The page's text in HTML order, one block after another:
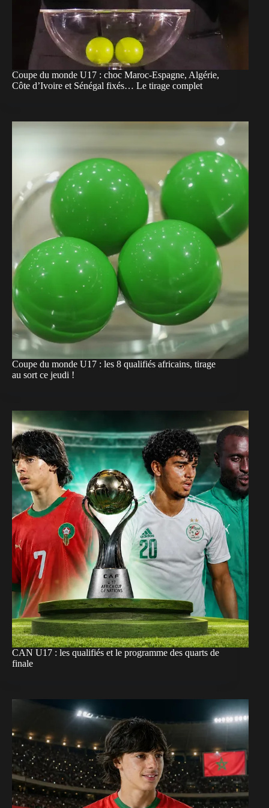
Coupe du monde U17 : choc Maroc-Espagne, Algérie,
Côte d’Ivoire et Sénégal fixés… Le tirage complet
Coupe du monde U17 : les 8 qualifiés africains, tirage
au sort ce jeudi !
CAN U17 : les qualifiés et le programme des quarts de
finale